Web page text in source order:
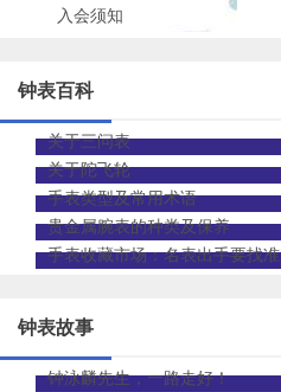
的公告
入会须知
钟表百科
关于三问表
关于陀飞轮
手表类型及常用术语
贵金属腕表的种类及保养
手表收藏市场：名表出手要找准
钟表故事
钟泳麟先生，一路走好！